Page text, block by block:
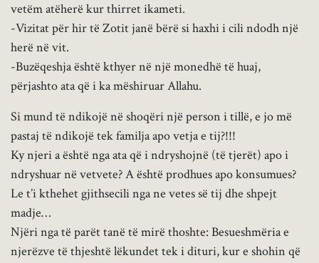
vetëm atëherë kur thirret ikameti.
-Vizitat për hir të Zotit janë bërë si haxhi i cili ndodh një
herë në vit.
-Buzëqeshja është kthyer në një monedhë të huaj,
përjashto ata që i ka mëshiruar Allahu.
Si mund të ndikojë në shoqëri një person i tillë, e jo më
pastaj të ndikojë tek familja apo vetja e tij?!!!
Ky njeri a është nga ata që i ndryshojnë (të tjerët) apo i
ndryshuar në vetvete? A është prodhues apo konsumues?
Le t’i kthehet gjithsecili nga ne vetes së tij dhe shpejt
madje…
Njëri nga të parët tanë të mirë thoshte: Besueshmëria e
njerëzve të thjeshtë lëkundet tek i dituri, kur e shohin që